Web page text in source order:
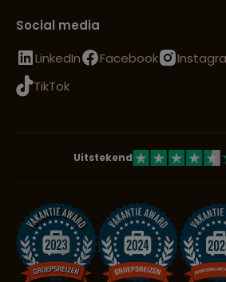
Social media
LinkedIn
Facebook
TikTok
Uitstekend